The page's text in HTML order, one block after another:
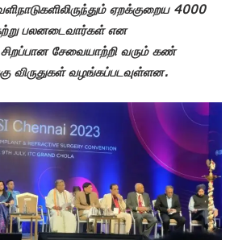
ஏறக்குறைய 4000
பலனடைவார்கள் என
சிறப்பான சேவையாற்றி வரும் கண்
விருதுகள் வழங்கப்படவுள்ளன.